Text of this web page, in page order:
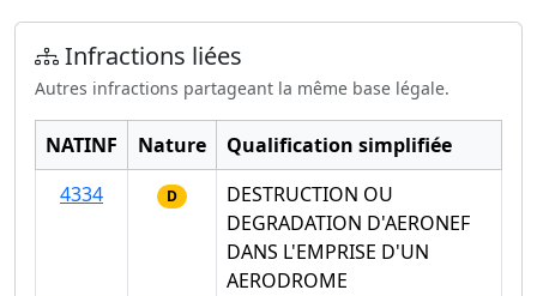
Infractions liées
Autres infractions partageant la même base légale.
NATINF Nature
Qualification simplifiée
4334
D
DESTRUCTION OU
DEGRADATION D'AERONEF
DANS L'EMPRISE D'UN
AERODROME